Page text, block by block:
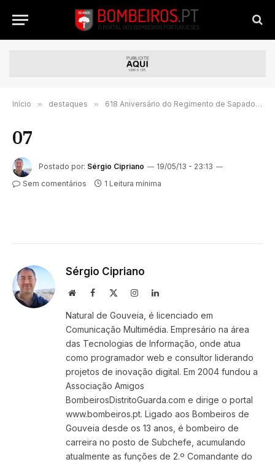
Início » destaques » 618 Aniversário do Regimento de Sapadores de Lisboa
07
Postado por: Sérgio Cipriano
19/05/13 - 23:13
Sem comentários
1 Leitura mínima
Sérgio Cipriano
WebsiteFacebook InstagramLinkedIn
Natural de Gouveia, é licenciado em
Comunicação Multimédia. Empresário na área
das Tecnologias de Informação, onde atua
como programador web e consultor liderando
projetos de inovação digital. Em 2004 fundou a
Associação Amigos
BombeirosDistritoGuarda.com e dirige o portal
www.bombeiros.pt. Ligado aos Bombeiros de
Gouveia desde os 13 anos, é bombeiro de
carreira no posto de Subchefe, acumulando
atualmente as funções de 2.º Comandante do